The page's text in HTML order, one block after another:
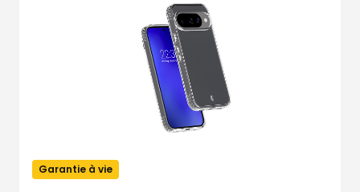
Garantie à vie